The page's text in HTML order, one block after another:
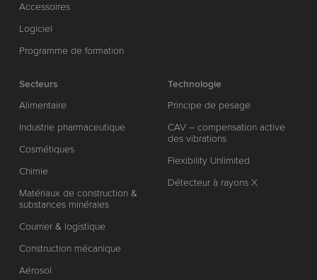
Accessoires
Logiciel
Programme de formation
Secteurs
Alimentaire
Industrie pharmaceutique
Cosmétiques
Chimie
Matériaux de construction &
substances minérales
Courrier & logistique
Construction mécanique
Aérosol
Technologie
Principe de pesage
CAV – compensation active
des vibrations
Flexibility Unlimited
Détecteur à rayons X